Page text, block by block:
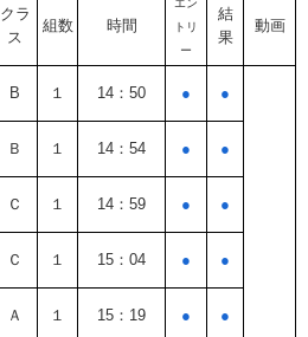
クラ
ス
組数 時間
エン
トリ
ー
結
果
動画
B １ 14：50 ● ●
Ｂ １ 14：54 ● ●
Ｃ １ 14：59 ● ●
Ｃ １ 15：04 ● ●
Ａ １ 15：19 ● ●